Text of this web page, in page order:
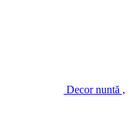
Decor nuntă ,